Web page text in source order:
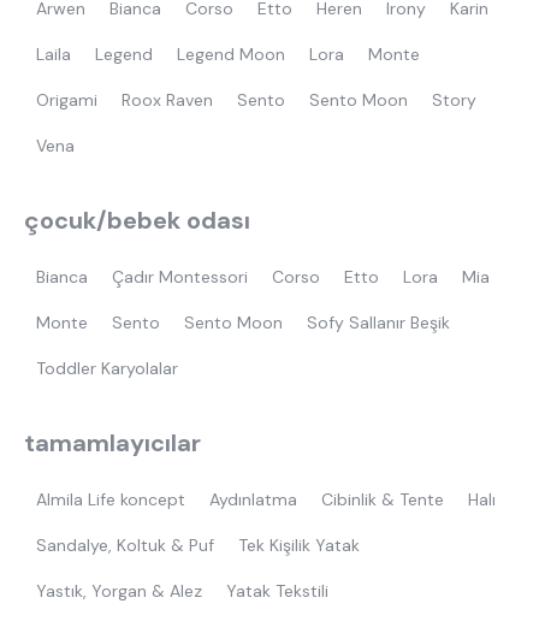
Arwen Bianca Corso Etto Heren Irony Karin
Laila Legend Legend Moon Lora Monte
Origami Roox Raven Sento Sento Moon Story
Vena
çocuk/bebek odası
Bianca Çadır Montessori Corso Etto Lora Mia
Monte Sento Sento Moon Sofy Sallanır Beşik
Toddler Karyolalar
tamamlayıcılar
Almila Life koncept Aydınlatma Cibinlik & Tente Halı
Sandalye, Koltuk & Puf Tek Kişilik Yatak
Yastık, Yorgan & Alez Yatak Tekstili